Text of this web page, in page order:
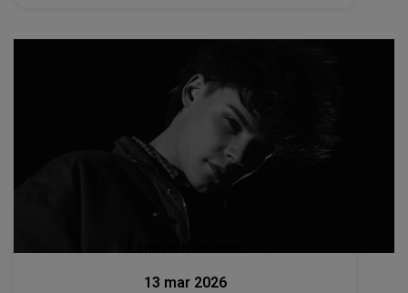
13 mar 2026